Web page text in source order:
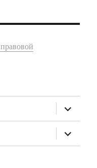
раскрыть
дочернее
меню
раскрыть
дочернее
меню